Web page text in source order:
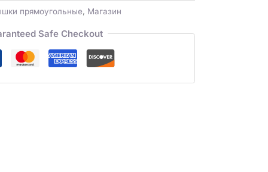
прямоугольные, Магазин
Safe Checkout